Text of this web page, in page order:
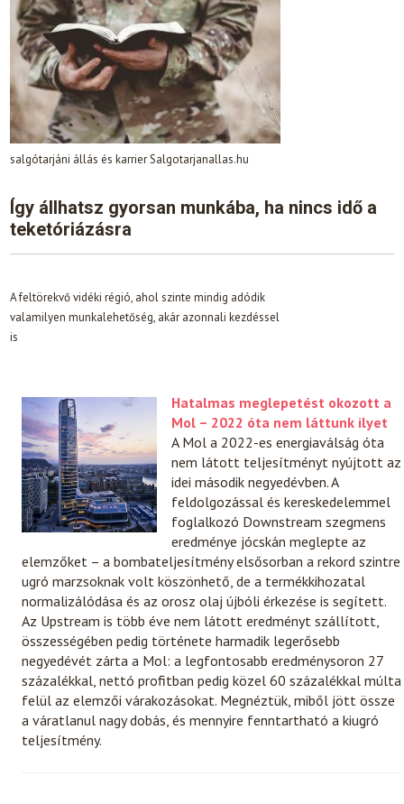
salgótarjáni állás és karrier Salgotarjanallas.hu
Így állhatsz gyorsan munkába, ha nincs idő a
teketóriázásra
A feltörekvő vidéki régió, ahol szinte mindig adódik
valamilyen munkalehetőség, akár azonnali kezdéssel
is
Hatalmas meglepetést okozott a
Mol – 2022 óta nem láttunk ilyet
A Mol a 2022-es energiaválság óta
nem látott teljesítményt nyújtott az
idei második negyedévben. A
feldolgozással és kereskedelemmel
foglalkozó Downstream szegmens
eredménye jócskán meglepte az
elemzőket – a bombateljesítmény elsősorban a rekord szintre
ugró marzsoknak volt köszönhető, de a termékkihozatal
normalizálódása és az orosz olaj újbóli érkezése is segített.
Az Upstream is több éve nem látott eredményt szállított,
összességében pedig története harmadik legerősebb
negyedévét zárta a Mol: a legfontosabb eredménysoron 27
százalékkal, nettó profitban pedig közel 60 százalékkal múlta
felül az elemzői várakozásokat. Megnéztük, miből jött össze
a váratlanul nagy dobás, és mennyire fenntartható a kiugró
teljesítmény.